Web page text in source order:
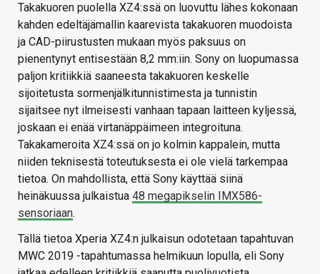
Takakuoren puolella XZ4:ssä on luovuttu lähes kokonaan
kahden edeltäjämallin kaarevista takakuoren muodoista
ja CAD-piirustusten mukaan myös paksuus on
pienentynyt entisestään 8,2 mm:iin. Sony on luopumassa
paljon kritiikkiä saaneesta takakuoren keskelle
sijoitetusta sormenjälkitunnistimesta ja tunnistin
sijaitsee nyt ilmeisesti vanhaan tapaan laitteen kyljessä,
joskaan ei enää virtanäppäimeen integroituna.
Takakameroita XZ4:ssä on jo kolmin kappalein, mutta
niiden teknisestä toteutuksesta ei ole vielä tarkempaa
tietoa. On mahdollista, että Sony käyttää siinä
heinäkuussa julkaistua 48 megapikselin IMX586-
sensoriaan.
Tällä tietoa Xperia XZ4:n julkaisun odotetaan tapahtuvan
MWC 2019 -tapahtumassa helmikuun lopulla, eli Sony